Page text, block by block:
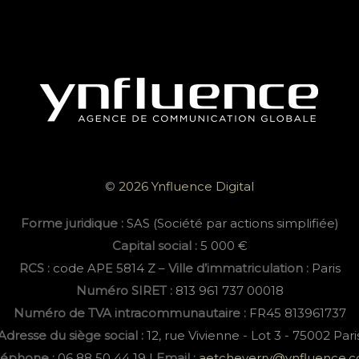
© 2026 Ynfluence Digital
Forme juridique :SAS (Société par actions simplifiée)
Capital social :5 000 €
RCS :code APE 5814 Z – Ville d’immatriculation :Paris
Numéro SIRET :813 961 737 00018
Numéro de TVA intracommunautaire :FR45 813961737
du siège social :12, rue Vivienne - Lot 3 - 75002